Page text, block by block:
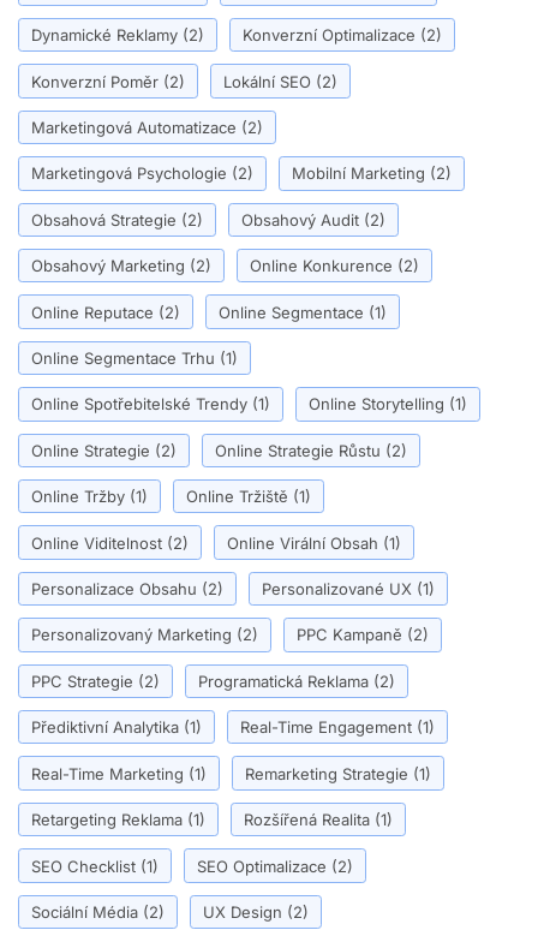
Dynamické Reklamy (2) Konverzní Optimalizace (2)
Konverzní Poměr (2) Lokální SEO (2)
Marketingová Automatizace (2)
Marketingová Psychologie (2) Mobilní Marketing (2)
Obsahová Strategie (2) Obsahový Audit (2)
Obsahový Marketing (2) Online Konkurence (2)
Online Reputace (2) Online Segmentace (1)
Online Segmentace Trhu (1)
Online Spotřebitelské Trendy (1) Online Storytelling (1)
Online Strategie (2) Online Strategie Růstu (2)
Online Tržby (1) Online Tržiště (1)
Online Viditelnost (2) Online Virální Obsah (1)
Personalizace Obsahu (2) Personalizované UX (1)
Personalizovaný Marketing (2) PPC Kampaně (2)
PPC Strategie (2) Programatická Reklama (2)
Přediktivní Analytika (1) Real-Time Engagement (1)
Real-Time Marketing (1) Remarketing Strategie (1)
Retargeting Reklama (1) Rozšířená Realita (1)
SEO Checklist (1) SEO Optimalizace (2)
Sociální Média (2) UX Design (2)